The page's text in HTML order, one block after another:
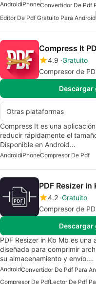
AndroidiPhoneConvertidor De Pdf
Editor De Pdf Gratuito Para Android
Compress It
4.9 Gratuito
Compresor de
Otras plataformas
Compress It es una
reducir rápidamente el
Disponible en Android…
AndroidiPhoneCompresor De Pdf
PDF Resizer in
4.2 Gratuito
Compresor de
PDF Resizer in Kb Mb es
diseñada para comprimir
su almacenamiento y envío.…
AndroidConvertidor De Pdf Para
Compresor De PdfLector De Pdf